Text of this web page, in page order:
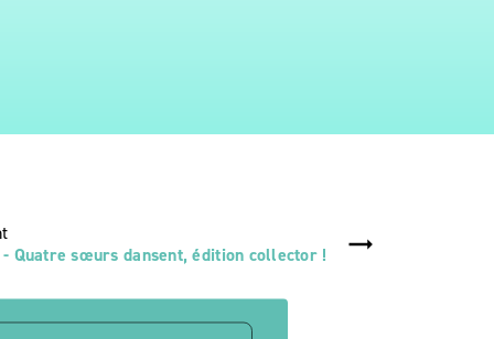
- Quatre sœurs dansent, édition collector !